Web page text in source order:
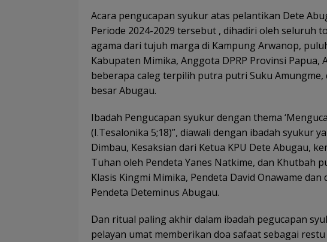
Acara pengucapan syukur atas pelantikan Dete
Periode 2024-2029 tersebut , dihadiri oleh seluruh
agama dari tujuh marga di Kampung Arwanop,
Kabupaten Mimika, Anggota DPRP Provinsi Papua,
beberapa caleg terpilih putra putri Suku
besar Abugau.
Ibadah Pengucapan syukur dengan thema
(I.Tesalonika 5;18)”, diawali dengan ibadah syukur
Dimbau, Kesaksian dari Ketua KPU Dete Abugau,
Tuhan oleh Pendeta Yanes Natkime, dan Khutbah
Klasis Kingmi Mimika, Pendeta David Onawame
Pendeta Deteminus Abugau.
Dan ritual paling akhir dalam ibadah pegucapan
pelayan umat memberikan doa safaat sebagai